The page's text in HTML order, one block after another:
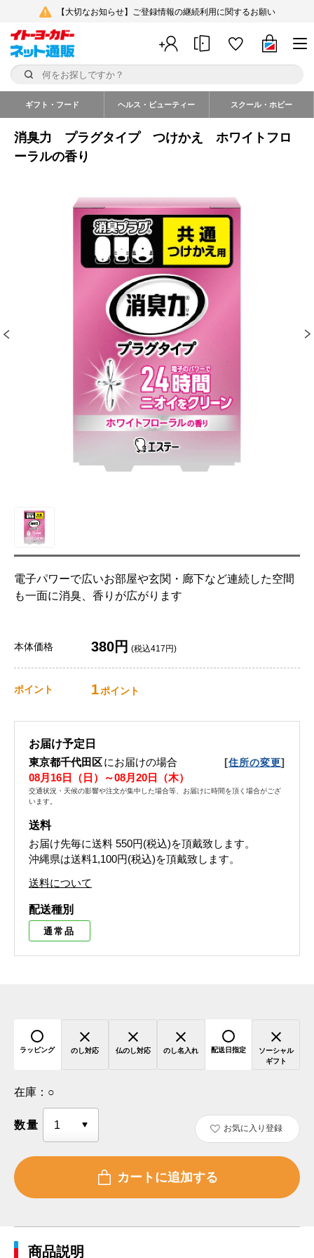
【大切なお知らせ】ご登録情報の継続利用に関するお願い
ギフト・フード ヘルス・ビューティー スクール・ホビー
消臭力 プラグタイプ つけかえ ホワイトフロ
ーラルの香り
電子パワーで広いお部屋や玄関・廊下など連続した空間
も一面に消臭、香りが広がります
本体価格 380円 (税込417円)
ポイント 1ポイント
お届け予定日
東京都千代田区にお届けの場合 [住所の変更]
08月16日（日）～08月20日（木）
交通状況・天候の影響や注文が集中した場合等、お届けに時間を頂く場合がござ
います。
送料
お届け先毎に送料 550円(税込)を頂戴致します。
沖縄県は送料1,100円(税込)を頂戴致します。
送料について
配送種別
通常品
ラッピング のし対応 仏のし対応 のし名入れ 配送日指定
ソーシャル
ギフト
在庫： ○
数量 お気に入り登録
商品説明